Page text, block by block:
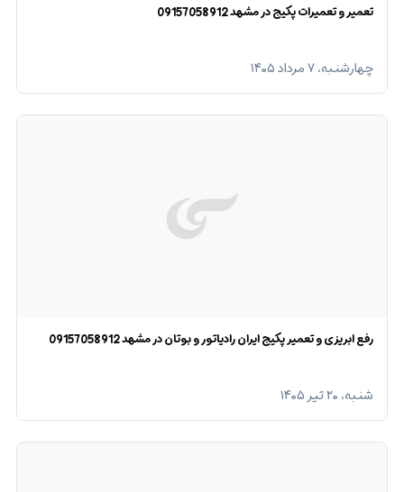
تعمیر و تعمیرات پکیج در مشهد 09157058912
چهارشنبه، ۷ مرداد ۱۴۰۵
رفع ابریزی و تعمیر پکیج ایران رادیاتور و بوتان در مشهد 09157058912
شنبه، ۲۰ تیر ۱۴۰۵